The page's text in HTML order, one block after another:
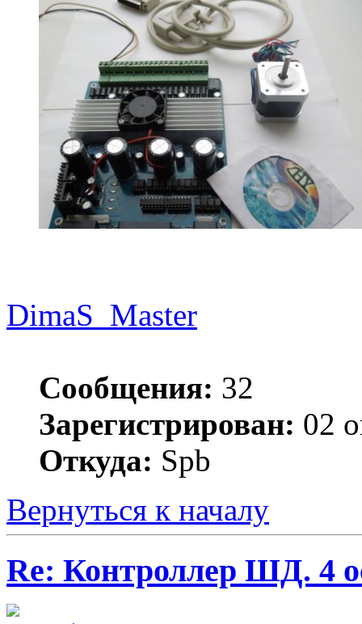
DimaS_Master
Сообщения: 32
Зарегистрирован: 02
Откуда: Spb
Вернуться к началу
Re: Контроллер ШД. 4